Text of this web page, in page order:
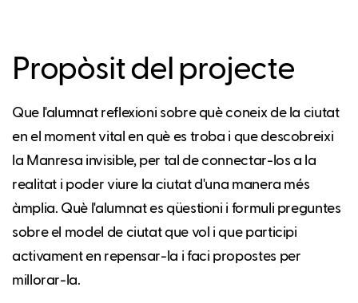
Propòsit del projecte
Que l'alumnat reflexioni sobre què coneix de la ciutat
en el moment vital en què es troba i que descobreixi
la Manresa invisible, per tal de connectar-los a la
realitat i poder viure la ciutat d'una manera més
àmplia. Què l'alumnat es qüestioni i formuli preguntes
sobre el model de ciutat que vol i que participi
activament en repensar-la i faci propostes per
millorar-la.